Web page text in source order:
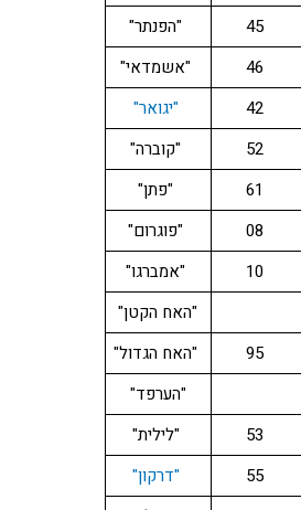
45
"הפנתר"
"אשמדאי"
42
"יגואר"
52
"קוברה"
"פתן"
"פוגרום"
10
"אמברגו"
"האח הקטן"
95
"האח הגדול"
"הערפד"
"לילית"
55
"דרקון"